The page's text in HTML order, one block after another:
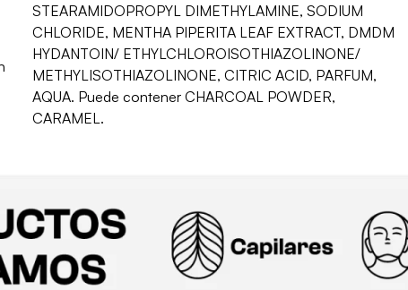
STEARAMIDOPROPYL DIMETHYLAMINE, SODIUM
CHLORIDE, MENTHA PIPERITA LEAF EXTRACT, DMDM
HYDANTOIN/ ETHYLCHLOROISOTHIAZOLINONE/
METHYLISOTHIAZOLINONE, CITRIC ACID, PARFUM,
AQUA. Puede contener CHARCOAL POWDER,
CARAMEL.